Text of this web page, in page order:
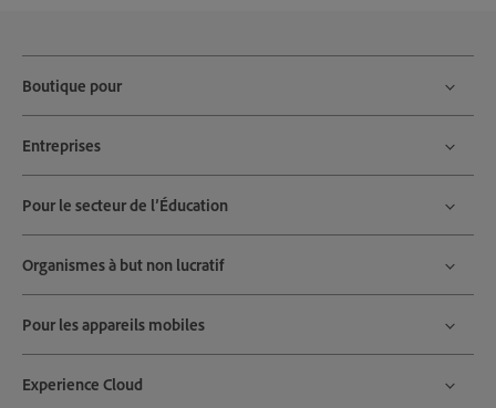
Boutique pour
Entreprises
Pour le secteur de l’Éducation
Organismes à but non lucratif
Pour les appareils mobiles
Experience Cloud